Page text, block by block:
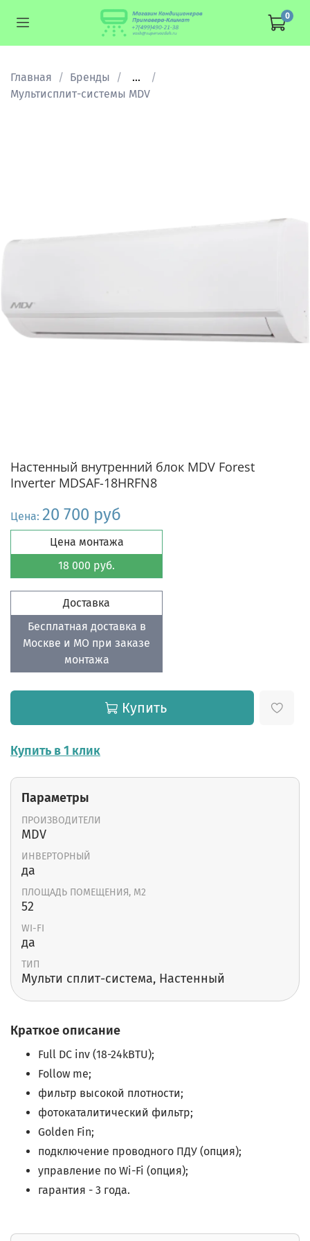
0
Главная Бренды
...
Мультисплит-cистемы MDV
Настенный внутренний блок MDV Forest
Inverter MDSAF-18HRFN8
Цена: 20 700 руб
Цена монтажа
18 000 руб.
Доставка
Бесплатная доставка в
Москве и МО при заказе
монтажа
Купить
Купить в 1 клик
Параметры
ПРОИЗВОДИТЕЛИ
MDV
ИНВЕРТОРНЫЙ
да
ПЛОЩАДЬ ПОМЕЩЕНИЯ, М2
52
WI-FI
да
ТИП
Мульти сплит-cистема, Настенный
Краткое описание
Full DC inv (18-24kBTU);
Follow me;
фильтр высокой плотности;
фотокаталитический фильтр;
Golden Fin;
подключение проводного ПДУ (опция);
управление по Wi-Fi (опция);
гарантия - 3 года.